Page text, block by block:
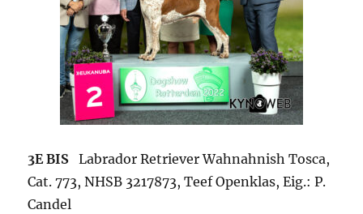
3E BIS Labrador Retriever Wahnahnish Tosca,
Cat. 773, NHSB 3217873, Teef Openklas, Eig.: P.
Candel